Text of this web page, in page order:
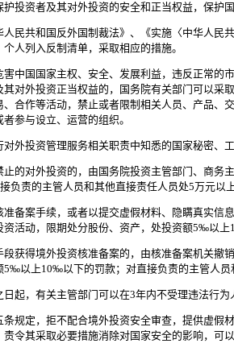
投资者及其对外投资的安全和正当权益，保护
人民共和国反外国制裁法》、《实施〈中华人
人列入反制清单，采取相应的措施。
中国国家主权、安全、发展利益，违反正常的
对外投资正当权益的，国务院有关部门可以
合作等活动，禁止或者限制相关人员、产品
参与设立、运营的组织。
外投资管理服务相关职责中知悉的国家秘密、
的对外投资的，由国务院投资主管部门、商务
责的主管人员和其他直接责任人员处5万元以上
准备案手续，或者以提交虚假材料、隐瞒真实
活动，限期处分股份、资产，处投资额5‰以
段获得境外投资核准备案的，由核准备案机关
以上10‰以下的罚款；对直接负责的主管人员
起，有关主管部门可以在3年内不受理违法行
规定，拒不配合境外投资安全审查，提供虚假
令其采取必要措施消除对国家安全的影响，